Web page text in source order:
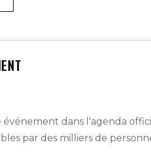
dans l'agenda
par des milliers de